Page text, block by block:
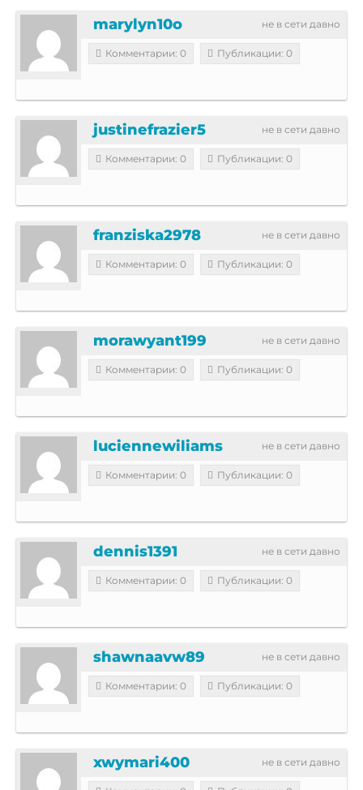
не в сети давно
marylyn10o
Комментарии: 0 Публикации: 0
не в сети давно
justinefrazier5
Комментарии: 0 Публикации: 0
не в сети давно
franziska2978
Комментарии: 0 Публикации: 0
не в сети давно
morawyant199
Комментарии: 0 Публикации: 0
не в сети давно
luciennewiliams
Комментарии: 0 Публикации: 0
не в сети давно
dennis1391
Комментарии: 0 Публикации: 0
не в сети давно
shawnaavw89
Комментарии: 0 Публикации: 0
не в сети давно
xwymari400